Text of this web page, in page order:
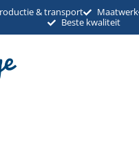
& transport Maatwerk
Beste kwaliteit